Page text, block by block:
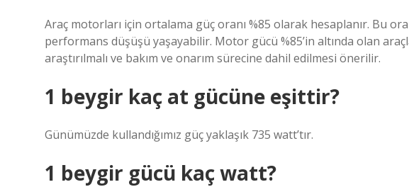
Araç motorları için ortalama güç oranı %85 olarak hesaplanır. Bu
performans düşüşü yaşayabilir. Motor gücü %85’in altında olan
araştırılmalı ve bakım ve onarım sürecine dahil edilmesi önerilir.
1 beygir kaç at gücüne eşittir?
Günümüzde kullandığımız güç yaklaşık 735 watt’tır.
1 beygir gücü kaç watt?